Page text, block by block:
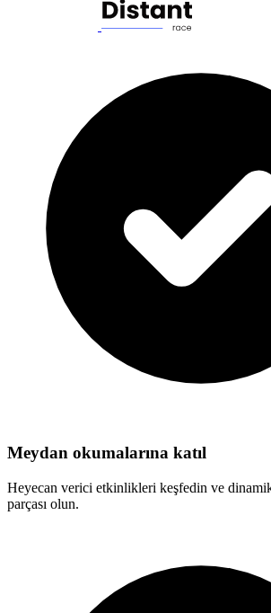
Meydan okumalarına katıl
Heyecan verici etkinlikleri keşfedin ve
parçası olun.